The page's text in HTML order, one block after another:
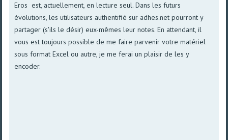
Eros est, actuellement, en lecture seul. Dans les futurs
évolutions, les utilisateurs authentifié sur adhes.net pourront y
partager (s'ils le désir) eux-mêmes leur notes. En attendant, il
vous est toujours possible de me faire parvenir votre matériel
sous format Excel ou autre, je me ferai un plaisir de les y
encoder.